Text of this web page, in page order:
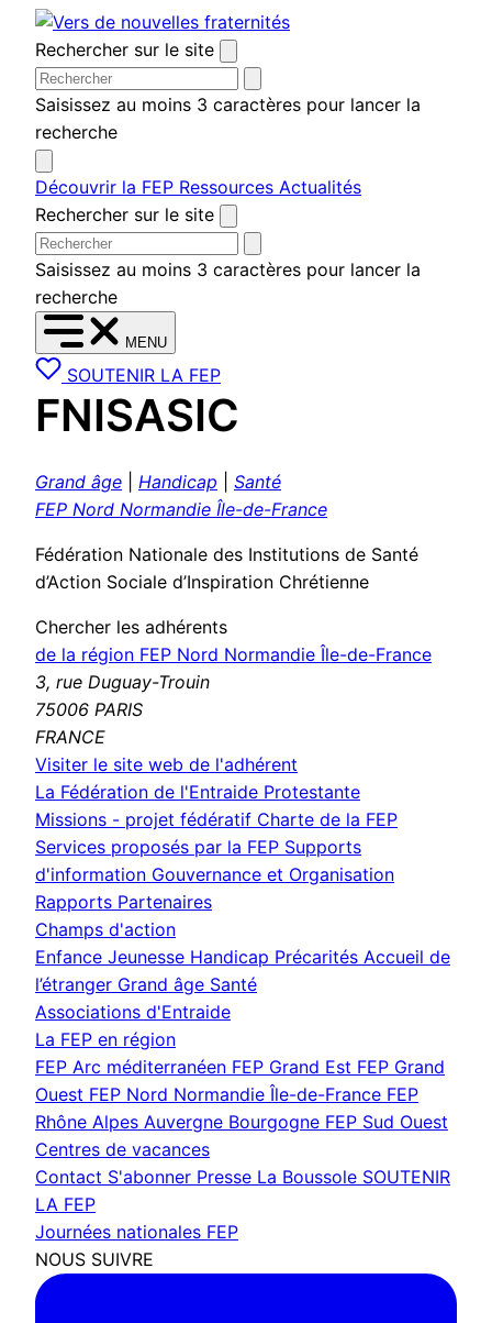
Aller
au
contenu
Rechercher sur le site
Saisissez au moins 3 caractères pour lancer la
recherche
Découvrir la FEP Ressources Actualités
Rechercher sur le site
Saisissez au moins 3 caractères pour lancer la
recherche
MENU
SOUTENIR LA FEP
FNISASIC
Grand âge Handicap
Santé
FEP Nord Normandie Île-de-France
Fédération Nationale des Institutions de Santé
d’Action Sociale d’Inspiration Chrétienne
Chercher les adhérents
de la région FEP Nord Normandie Île-de-France
3, rue Duguay-Trouin
75006 PARIS
FRANCE
Visiter le site web de l'adhérent
fenêtre)
La Fédération de l'Entraide Protestante
Missions - projet fédératif Charte de la FEP
Services proposés par la FEP Supports
d'information Gouvernance et Organisation
Rapports Partenaires
Champs d'action
Enfance Jeunesse Handicap Précarités Accueil de
l’étranger Grand âge Santé
Associations d'Entraide
La FEP en région
FEP Arc méditerranéen FEP Grand Est FEP Grand
Ouest FEP Nord Normandie Île-de-France FEP
Rhône Alpes Auvergne Bourgogne FEP Sud Ouest
Centres de vacances
Contact S'abonner Presse La Boussole SOUTENIR
LA FEP
Journées nationales FEP
NOUS SUIVRE